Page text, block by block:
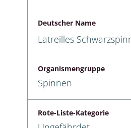
Deutscher Name
Latreilles
Organismengruppe
Spinnen
Rote-Liste-Kategorie